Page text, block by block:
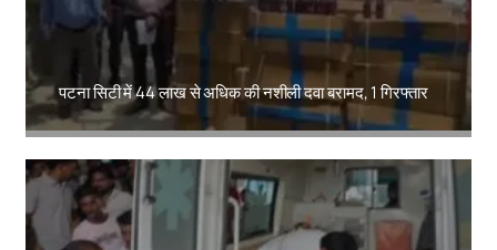
पटना सिटी में 44 लाख से अधिक की नशीली दवा बरामद, 1 गिरफ्तार
Amit Lekh